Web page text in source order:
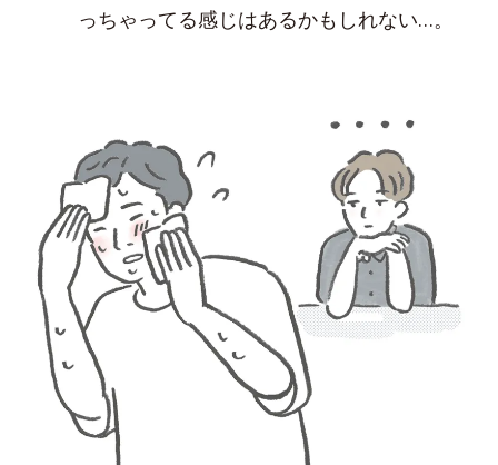
っちゃってる感じはあるかもしれない…。